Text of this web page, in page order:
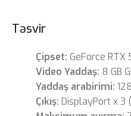
Təsvir
Çipset: GeForce RTX
Video Yaddaş: 8 GB
Yaddaş arabirimi:
Çıkış: DisplayPort x 3